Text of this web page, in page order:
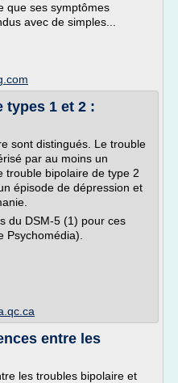
que ses symptômes
avec de simples...
types 1 et 2 :
sont distingués. Le trouble
par au moins un
trouble bipolaire de type 2
épisode de dépression et
du DSM-5 (1) pour ces
Psychomédia).
entre les
les troubles bipolaire et